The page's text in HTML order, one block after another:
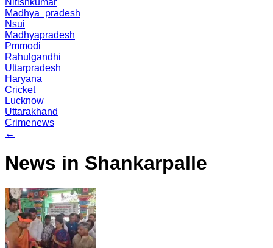
Nitishkumar
Madhya_pradesh
Nsui
Madhyapradesh
Pmmodi
Rahulgandhi
Uttarpradesh
Haryana
Cricket
Lucknow
Uttarakhand
Crimenews
←
News in Shankarpalle